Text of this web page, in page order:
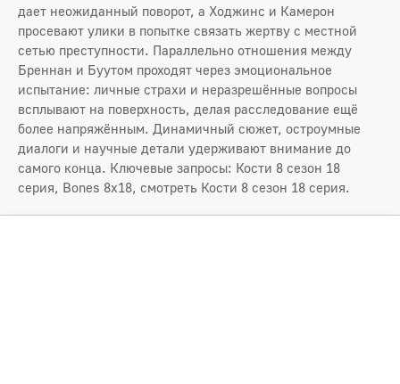
дает неожиданный поворот, а Ходжинс и Камерон
просевают улики в попытке связать жертву с местной
сетью преступности. Параллельно отношения между
Бреннан и Буутом проходят через эмоциональное
испытание: личные страхи и неразрешённые вопросы
всплывают на поверхность, делая расследование ещё
более напряжённым. Динамичный сюжет, остроумные
диалоги и научные детали удерживают внимание до
самого конца. Ключевые запросы: Кости 8 сезон 18
серия, Bones 8x18, смотреть Кости 8 сезон 18 серия.